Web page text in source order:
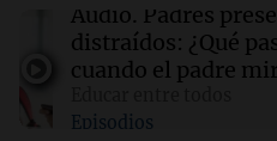
16:50 Mundo
Voepass enfrenta
accidente aéreo en
Audio. Padres
distraídos: ¿Qué
cuando el padre
Episodios